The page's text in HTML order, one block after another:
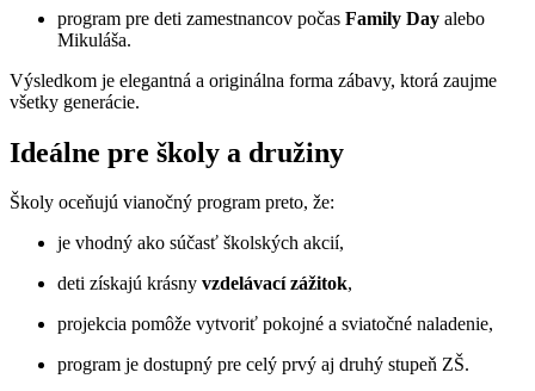
program pre deti zamestnancov počas Family Day alebo
Mikuláša.
Výsledkom je elegantná a originálna forma zábavy, ktorá zaujme
všetky generácie.
Ideálne pre školy a družiny
Školy oceňujú vianočný program preto, že:
je vhodný ako súčasť školských akcií,
deti získajú krásny vzdelávací zážitok,
projekcia pomôže vytvoriť pokojné a sviatočné naladenie,
program je dostupný pre celý prvý aj druhý stupeň ZŠ.